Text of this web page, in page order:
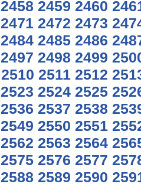
2458 2459 2460
2471 2472 2473
2484 2485 2486
2497 2498 2499
2510 2511 2512
2523 2524 2525
2536 2537 2538
2549 2550 2551
2562 2563 2564
2575 2576 2577
2588 2589 2590